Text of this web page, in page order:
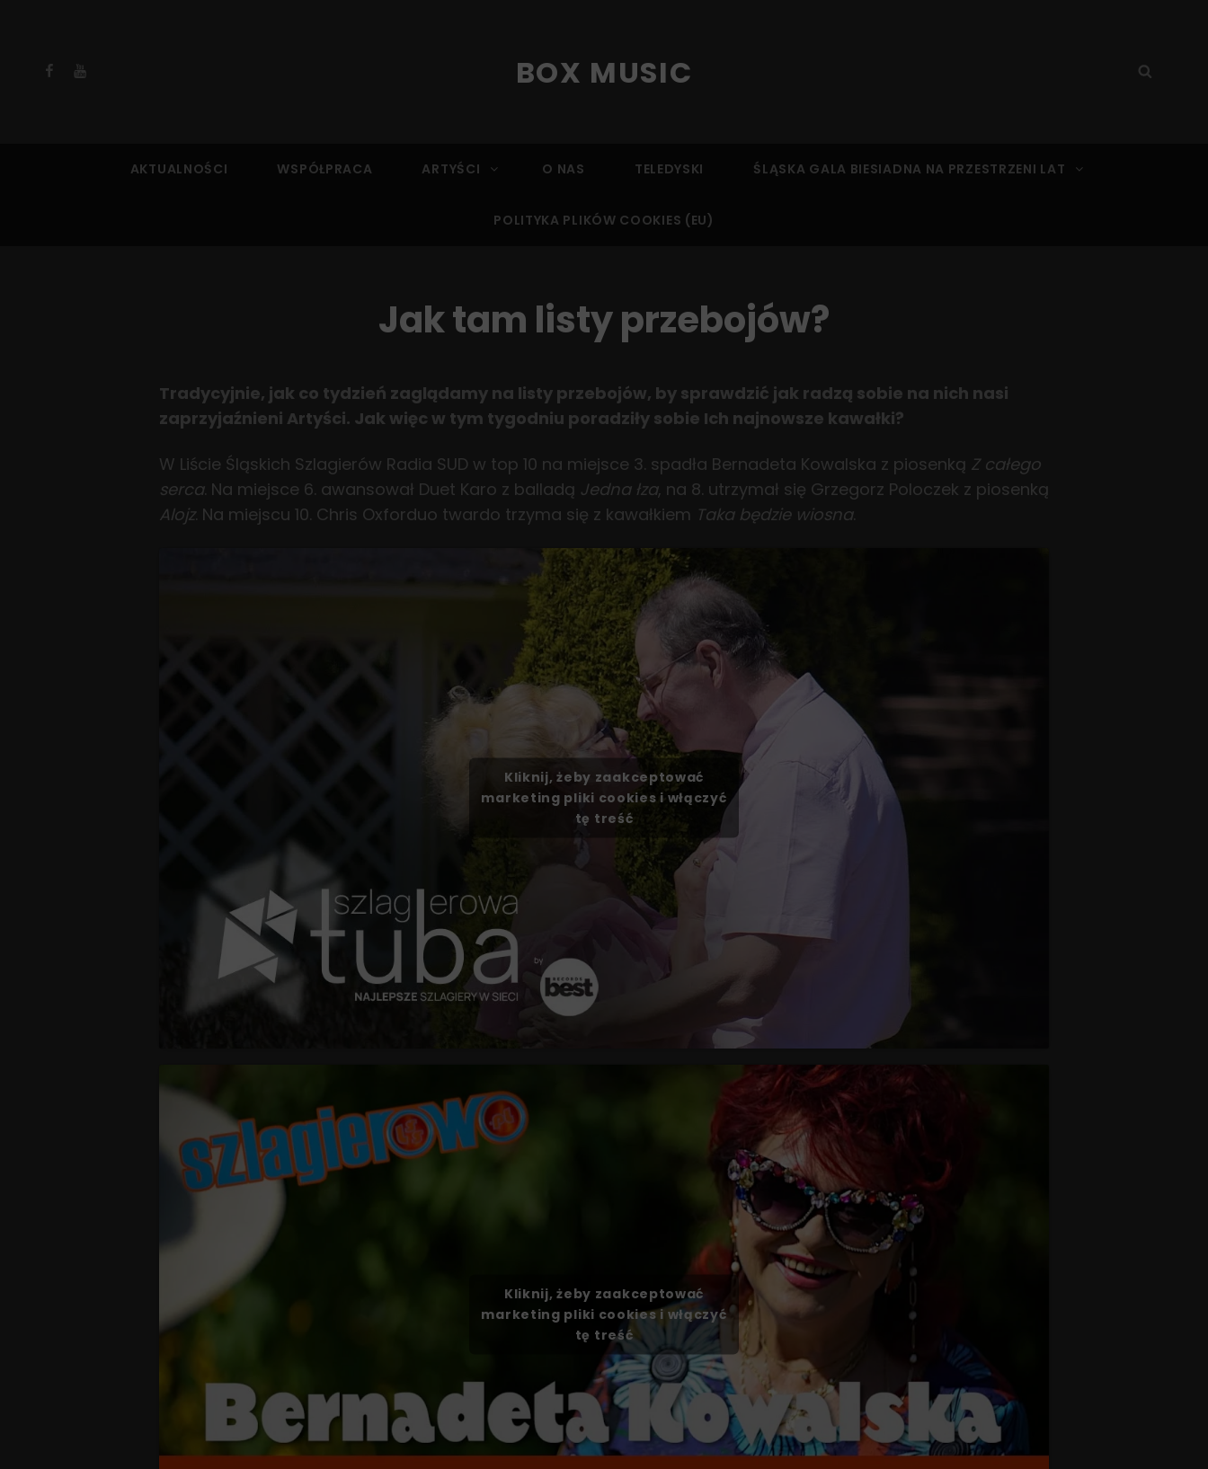
Facebook
YouTube BOX MUSIC
Search
AKTUALNOŚCI WSPÓŁPRACA ARTYŚCI O NAS TELEDYSKI ŚLĄSKA GALA BIESIADNA NA PRZESTRZENI LAT
POLITYKA PLIKÓW COOKIES (EU)
Jak tam listy przebojów?
Tradycyjnie, jak co tydzień zaglądamy na listy przebojów, by sprawdzić jak radzą sobie na nich nasi
zaprzyjaźnieni Artyści. Jak więc w tym tygodniu poradziły sobie Ich najnowsze kawałki?
W Liście Śląskich Szlagierów Radia SUD w top 10 na miejsce 3. spadła Bernadeta Kowalska z piosenką Z całego
serca. Na miejsce 6. awansował Duet Karo z balladą Jedna łza, na 8. utrzymał się Grzegorz Poloczek z piosenką
Alojz. Na miejscu 10. Chris Oxforduo twardo trzyma się z kawałkiem Taka będzie wiosna.
Kliknij, żeby zaakceptować
marketing pliki cookies i włączyć
tę treść
Kliknij, żeby zaakceptować
marketing pliki cookies i włączyć
tę treść